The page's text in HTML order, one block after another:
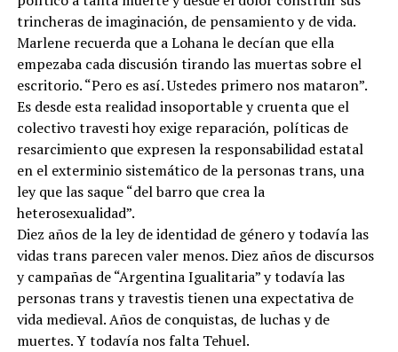
trincheras de imaginación, de pensamiento y de vida.
Marlene recuerda que a Lohana le decían que ella
empezaba cada discusión tirando las muertas sobre el
escritorio. “Pero es así. Ustedes primero nos mataron”.
Es desde esta realidad insoportable y cruenta que el
colectivo travesti hoy exige reparación, políticas de
resarcimiento que expresen la responsabilidad estatal
en el exterminio sistemático de la personas trans, una
ley que las saque “del barro que crea la
heterosexualidad”.
Diez años de la ley de identidad de género y todavía las
vidas trans parecen valer menos. Diez años de discursos
y campañas de “Argentina Igualitaria” y todavía las
personas trans y travestis tienen una expectativa de
vida medieval. Años de conquistas, de luchas y de
muertes. Y todavía nos falta Tehuel.